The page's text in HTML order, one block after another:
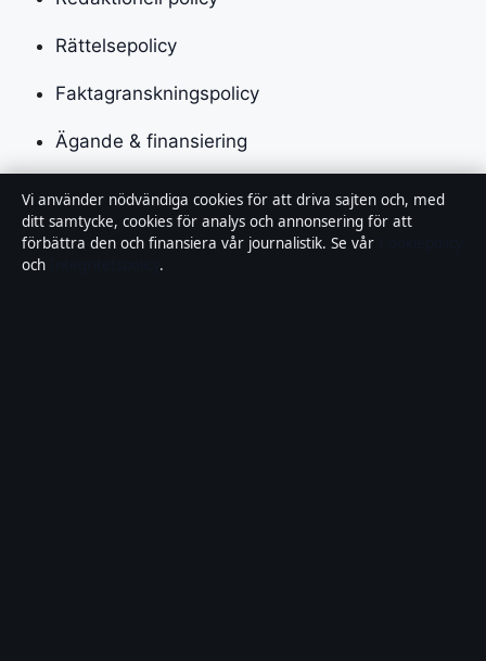
Rättelsepolicy
Faktagranskningspolicy
Ägande & finansiering
Integritetspolicy
Cookiepolicy
Vi använder nödvändiga cookies för att driva sajten och, med
ditt samtycke, cookies för analys och annonsering för att
förbättra den och finansiera vår journalistik. Se vår
och
.